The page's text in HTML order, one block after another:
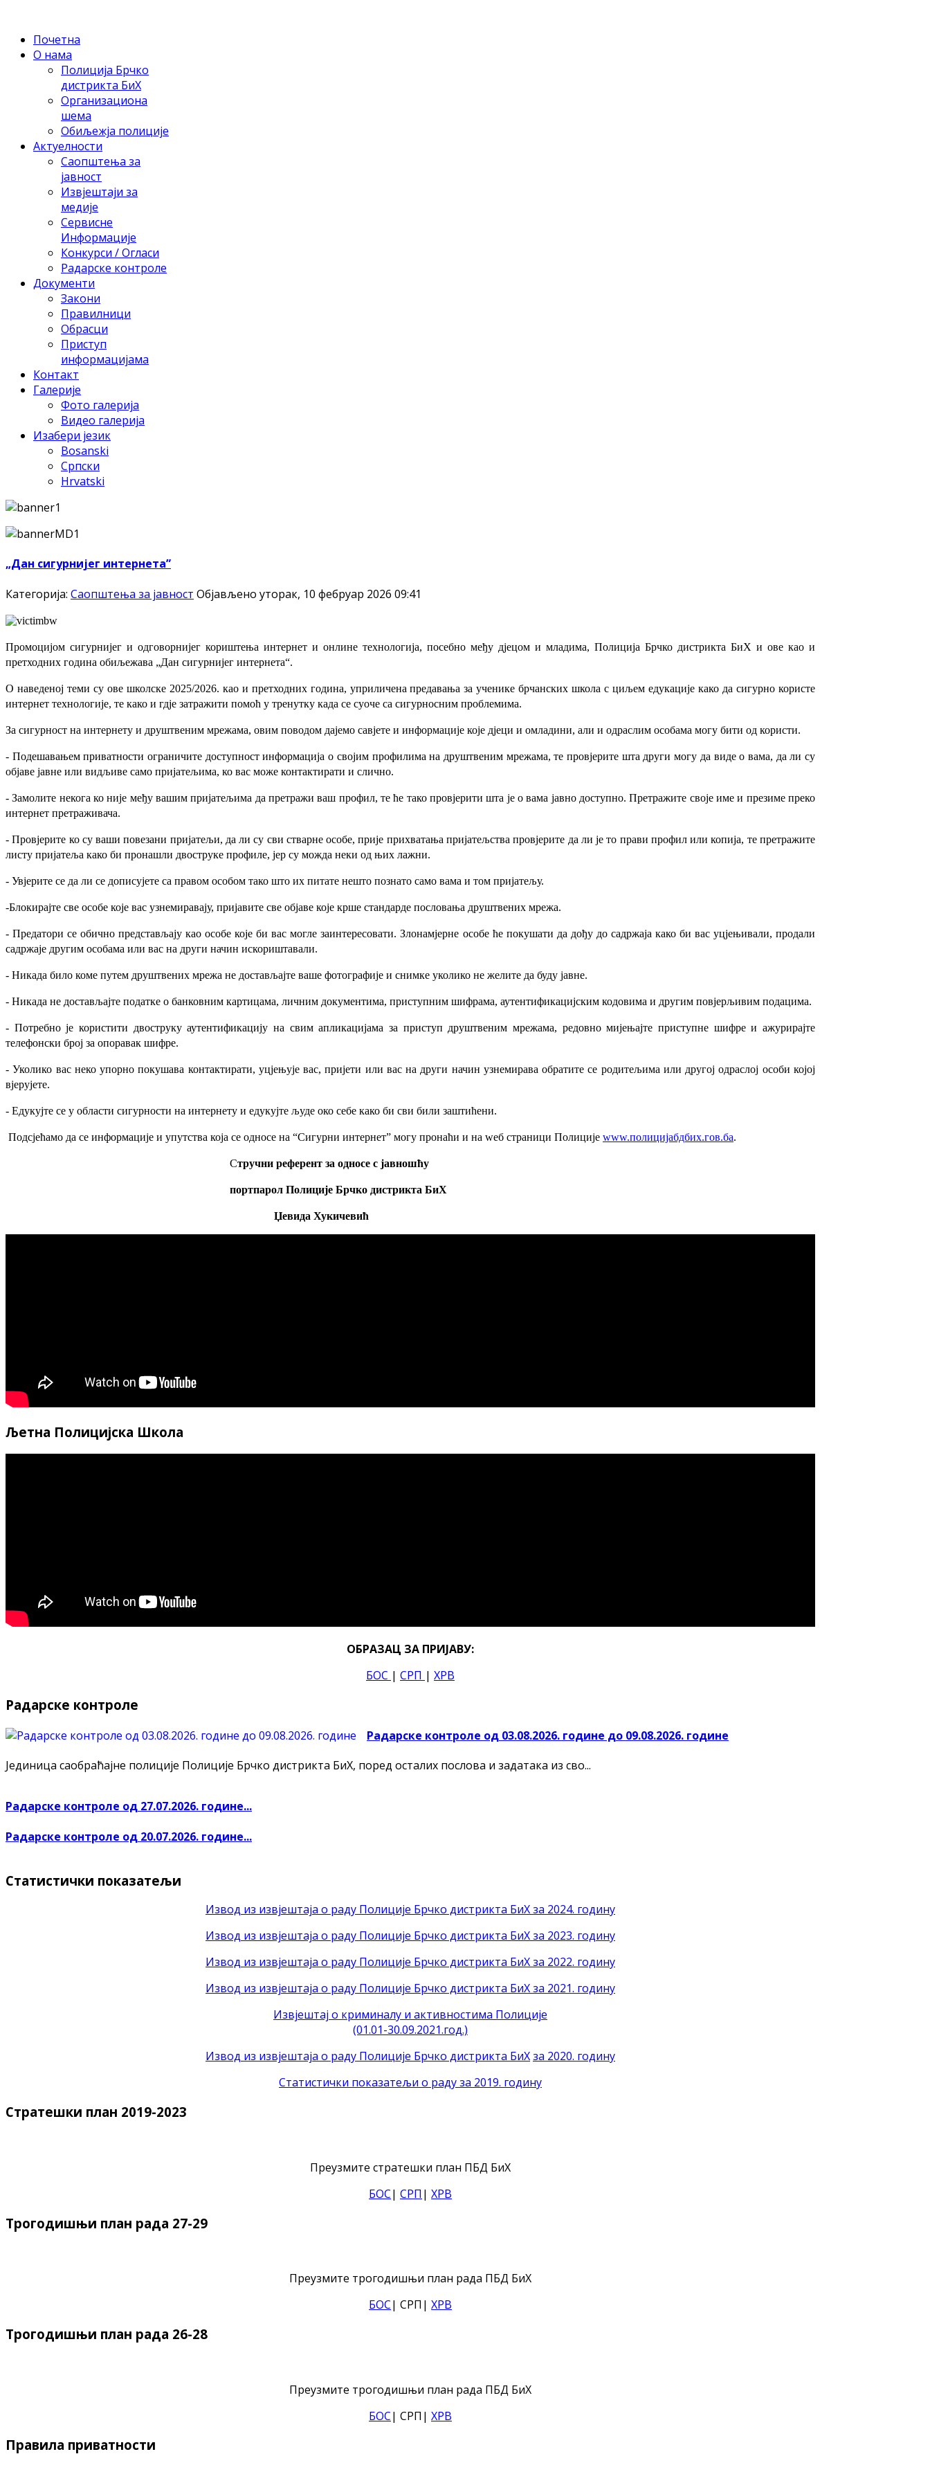
Почетна
О нама
Полиција Брчко
дистрикта БиХ
Организациона
шема
Обиљежја полиције
Актуелности
Саопштења за
јавност
Извјештаји за
медије
Сервисне
Информације
Конкурси / Огласи
Радарске контроле
Документи
Закони
Правилници
Обрасци
Приступ
информацијама
Контакт
Галерије
Фото галерија
Видео галерија
Изабери језик
Bosanski
Српски
Hrvatski
„Дан сигурнијег интернета”
Категорија: Саопштења за јавност Објављено уторак, 10 фебруар 2026 09:41
Промоцијом сигурнијег и одговорнијег кориштења интернет и онлине технологија, посебно међу дјецом и младима, Полиција Брчко дистрикта БиХ и ове као и
претходних година обиљежава „Дан сигурнијег интернета“.
О наведеној теми су ове школске 2025/2026. као и претходних година, уприличена предавања за ученике брчанских школа с циљем едукације како да сигурно користе
интернет технологије, те како и гдје затражити помоћ у тренутку када се суоче са сигурносним проблемима.
За сигурност на интернету и друштвеним мрежама, овим поводом дајемо савјете и информације које дјеци и омладини, али и одраслим особама могу бити од користи.
- Подешавањем приватности ограничите доступност информација о својим профилима на друштвеним мрежама, те провјерите шта други могу да виде о вама, да ли су
објаве јавне или видљиве само пријатељима, ко вас може контактирати и слично.
- Замолите некога ко није међу вашим пријатељима да претражи ваш профил, те ће тако провјерити шта је о вама јавно доступно. Претражите своје име и презиме преко
интернет претраживача.
- Провјерите ко су ваши повезани пријатељи, да ли су сви стварне особе, прије прихватања пријатељства провјерите да ли је то прави профил или копија, те претражите
листу пријатеља како би пронашли двоструке профиле, јер су можда неки од њих лажни.
- Увјерите се да ли се дописујете са правом особом тако што их питате нешто познато само вама и том пријатељу.
-Блокирајте све особе које вас узнемиравају, пријавите све објаве које крше стандарде пословања друштвених мрежа.
- Предатори се обично представљају као особе које би вас могле заинтересовати. Злонамјерне особе ће покушати да дођу до садржаја како би вас уцјењивали, продали
садржаје другим особама или вас на други начин искориштавали.
- Никада било коме путем друштвених мрежа не достављајте ваше фотографије и снимке уколико не желите да буду јавне.
- Никада не достављајте податке о банковним картицама, личним документима, приступним шифрама, аутентификацијским кодовима и другим повјерљивим подацима.
- Потребно је користити двоструку аутентификацију на свим апликацијама за приступ друштвеним мрежама, редовно мијењајте приступне шифре и ажурирајте
телефонски број за опоравак шифре.
- Уколико вас неко упорно покушава контактирати, уцјењује вас, пријети или вас на други начин узнемирава обратите се родитељима или другој одраслој особи којој
вјерујете.
- Едукујте се у области сигурности на интернету и едукујте људе око себе како би сви били заштићени.
Подсјећамо да се информације и упутства која се односе на “Сигурни интернет” могу пронаћи и на wеб страници Полиције www.полицијабдбих.гов.ба.
Стручни референт за односе с јавношћу
портпарол Полиције Брчко дистрикта БиХ
Џевида Хукичевић
Љетна Полицијска Школа
ОБРАЗАЦ ЗА ПРИЈАВУ:
БОС | СРП | ХРВ
Радарске контроле
Радарске контроле од 03.08.2026. године до 09.08.2026. године
Јединица саобраћајне полиције Полиције Брчко дистрикта БиХ, поред осталих послова и задатака из сво...
Радарске контроле од 27.07.2026. године...
Радарске контроле од 20.07.2026. године...
Статистички показатељи
Извод из извјештаја о раду Полиције Брчко дистрикта БиХ за 2024. годину
Извод из извјештаја о раду Полиције Брчко дистрикта БиХ за 2023. годину
Извод из извјештаја о раду Полиције Брчко дистрикта БиХ за 2022. годину
Извод из извјештаја о раду Полиције Брчко дистрикта БиХ за 2021. годину
Извјештај о криминалу и активностима Полиције
(01.01-30.09.2021.год.)
Извод из извјештаја о раду Полиције Брчко дистрикта БиХза 2020. годину
Статистички показатељи о раду за 2019. годину
Стратешки план 2019-2023
Преузмите стратешки план ПБД БиХ
БОС| СРП | ХРВ
Трогодишњи план рада 27-29
Преузмите трогодишњи план рада ПБД БиХ
БОС| СРП| ХРВ
Трогодишњи план рада 26-28
Преузмите трогодишњи план рада ПБД БиХ
БОС| СРП| ХРВ
Правила приватности